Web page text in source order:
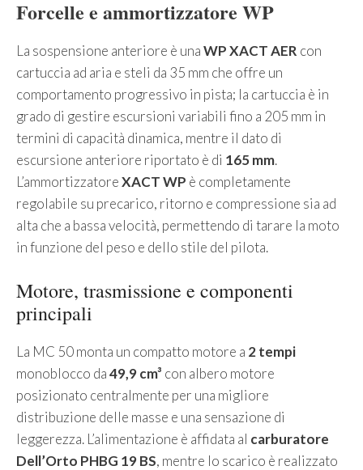
Forcelle e ammortizzatore WP
La sospensione anteriore è unaWP XACT AER con
cartuccia ad aria e steli da 35 mm che offre un
comportamento progressivo in pista; la cartuccia è in
grado di gestire escursioni variabili fino a 205 mm in
termini di capacità dinamica, mentre il dato di
escursione anteriore riportato è di 165 mm.
L’ammortizzatoreXACT WP è completamente
regolabile su precarico, ritorno e compressione sia ad
alta che a bassa velocità, permettendo di tarare la moto
in funzione del peso e dello stile del pilota.
Motore, trasmissione e componenti
principali
La MC 50 monta un compatto motore a 2 tempi
monoblocco da49,9 cm³ con albero motore
posizionato centralmente per una migliore
distribuzione delle masse e una sensazione di
leggerezza. L’alimentazione è affidata al carburatore
Dell’Orto PHBG 19 BS, mentre lo scarico è realizzato